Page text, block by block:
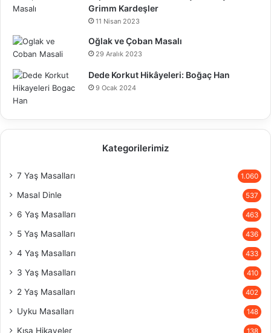
Grimm Kardeşler
11 Nisan 2023
Oğlak ve Çoban Masalı
29 Aralık 2023
Dede Korkut Hikâyeleri: Boğaç Han
9 Ocak 2024
Kategorilerimiz
7 Yaş Masalları 1.060
Masal Dinle 537
6 Yaş Masalları 463
5 Yaş Masalları 436
4 Yaş Masalları 433
3 Yaş Masalları 410
2 Yaş Masalları 402
Uyku Masalları 148
Kısa Hikayeler 138